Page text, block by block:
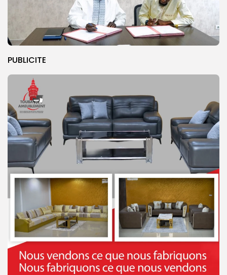
PUBLICITE